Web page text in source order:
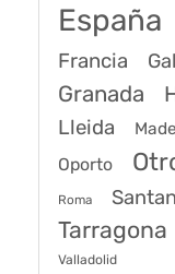
España
Francia
Granada
Lleida
Oporto
Roma
Tarragona
Valladolid